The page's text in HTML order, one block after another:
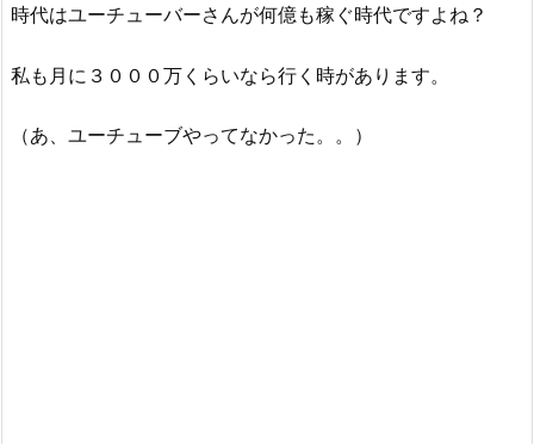
時代はユーチューバーさんが何億も稼ぐ時代ですよね？
私も月に３０００万くらいなら行く時があります。
（あ、ユーチューブやってなかった。。）